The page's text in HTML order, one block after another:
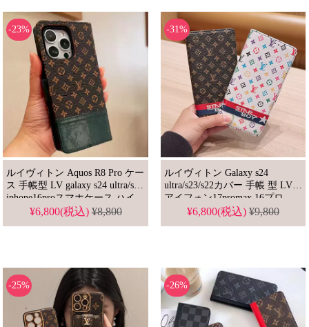
-23%
ルイヴィトン Aquos R8 Pro ケー
ス 手帳型 LV galaxy s24 ultra/s23
iphone16proスマホケース ハイ
ブランド Xperia 10 III/1VI
¥6,800(税込)¥8,800
-31%
ルイヴィトン Galaxy s24
ultra/s23/s22カバー 手帳 型 LV
アイフォン17promax 16プロ
15plusスマホケース 財布付き ブ
¥6,800(税込)¥9,800
-25% -26%